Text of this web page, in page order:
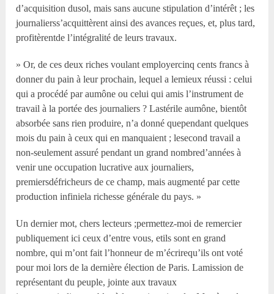
d’acquisition dusol, mais sans aucune stipulation d’intérêt ; les
journalierss’acquittèrent ainsi des avances reçues, et, plus tard,
profitèrentde l’intégralité de leurs travaux.
» Or, de ces deux riches voulant employercinq cents francs à
donner du pain à leur prochain, lequel a lemieux réussi : celui
qui a procédé par aumône ou celui qui amis l’instrument de
travail à la portée des journaliers ? Lastérile aumône, bientôt
absorbée sans rien produire, n’a donné quependant quelques
mois du pain à ceux qui en manquaient ; lesecond travail a
non-seulement assuré pendant un grand nombred’années à
venir une occupation lucrative aux journaliers,
premiersdéfricheurs de ce champ, mais augmenté par cette
production infiniela richesse générale du pays. »
Un dernier mot, chers lecteurs ;permettez-moi de remercier
publiquement ici ceux d’entre vous, etils sont en grand
nombre, qui m’ont fait l’honneur de m’écrirequ’ils ont voté
pour moi lors de la dernière élection de Paris. Lamission de
représentant du peuple, jointe aux travaux